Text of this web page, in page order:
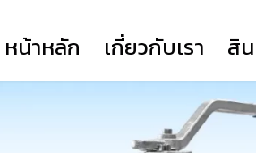
หน้าหลัก เกี่ยวกับเรา สิ